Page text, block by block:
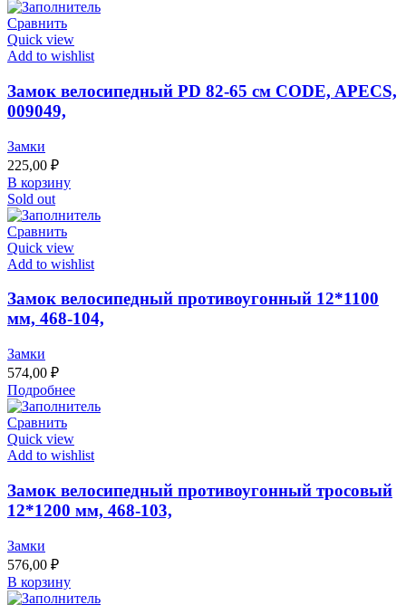
Сравнить
Quick view
Add to wishlist
Замок велосипедный PD 82-65 см CODE, APECS,
009049,
Замки
225,00 ₽
В корзину
Sold out
Сравнить
Quick view
Add to wishlist
Замок велосипедный противоугонный 12*1100
мм, 468-104,
Замки
574,00 ₽
Подробнее
Сравнить
Quick view
Add to wishlist
Замок велосипедный противоугонный тросовый
12*1200 мм, 468-103,
Замки
576,00 ₽
В корзину